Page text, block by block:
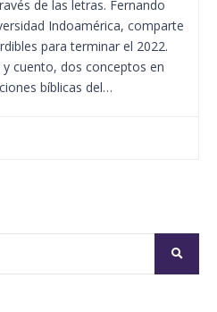
de las letras. Fernando
Indoamérica, comparte
para terminar el 2022.
cuento, dos conceptos en
bíblicas del…